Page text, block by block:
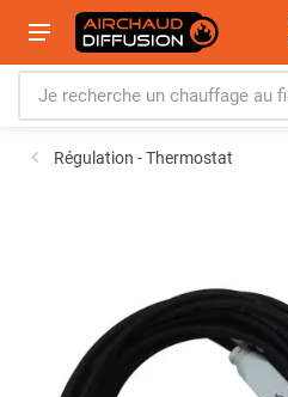
Régulation - Thermostat